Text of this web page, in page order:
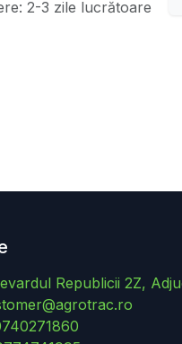
2-3 zile lucrătoare
Republicii 2Z,